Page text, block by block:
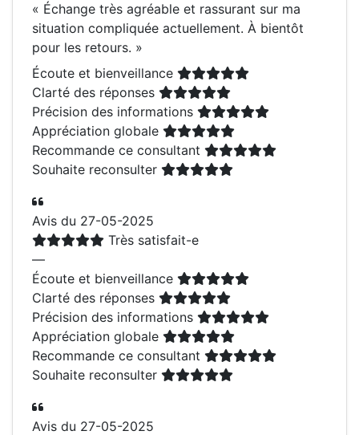
« Échange très agréable et rassurant sur ma
situation compliquée actuellement. À bientôt
pour les retours. »
Écoute et bienveillance
Clarté des réponses
Précision des informations
Appréciation globale
Recommande ce consultant
Souhaite reconsulter
Avis du 27-05-2025
Très satisfait-e
—
Écoute et bienveillance
Clarté des réponses
Précision des informations
Appréciation globale
Recommande ce consultant
Souhaite reconsulter
Avis du 27-05-2025